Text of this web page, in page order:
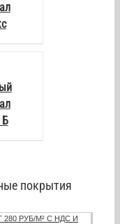
Б
покрытия
280 РУБ/М² С НДС И